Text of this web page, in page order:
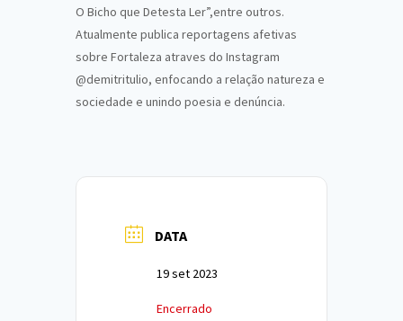
O Bicho que Detesta Ler”,entre outros.
Atualmente publica reportagens afetivas
sobre Fortaleza atraves do Instagram
@demitritulio, enfocando a relação natureza e
sociedade e unindo poesia e denúncia.
DATA
19 set 2023
Encerrado